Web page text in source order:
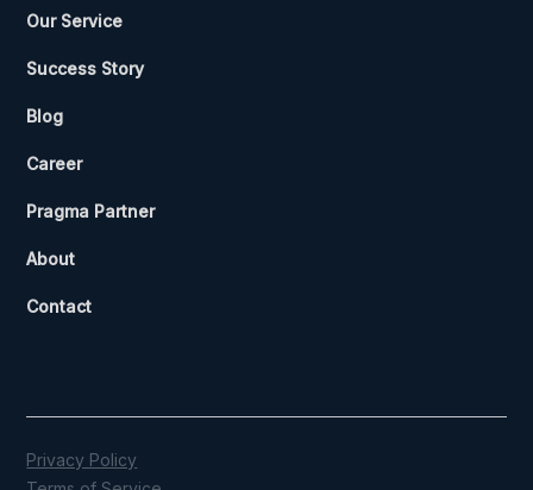
Our Service
Success Story
Blog
Career
Pragma Partner
About
Contact
Privacy Policy